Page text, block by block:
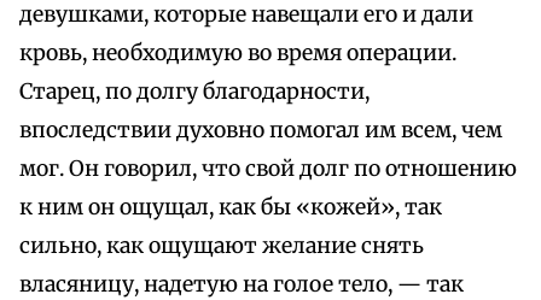
девушками, которые навещали его и дали
кровь, необходимую во время операции.
Старец, по долгу благодарности,
впоследствии духовно помогал им всем, чем
мог. Он говорил, что свой долг по отношению
к ним он ощущал, как бы «кожей», так
сильно, как ощущают желание снять
власяницу, надетую на голое тело, — так